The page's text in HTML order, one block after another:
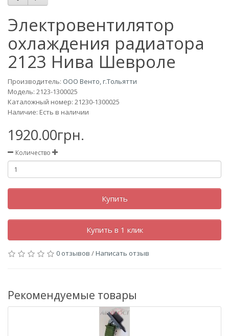
Электровентилятор
охлаждения радиатора
2123 Нива Шевроле
Производитель: ООО Венто, г.Тольятти
Модель: 2123-1300025
Каталожный номер: 21230-1300025
Наличие: Есть в наличии
1920.00грн.
Количество
Купить
Купить в 1 клик
0 отзывов /Написать отзыв
Рекомендуемые товары